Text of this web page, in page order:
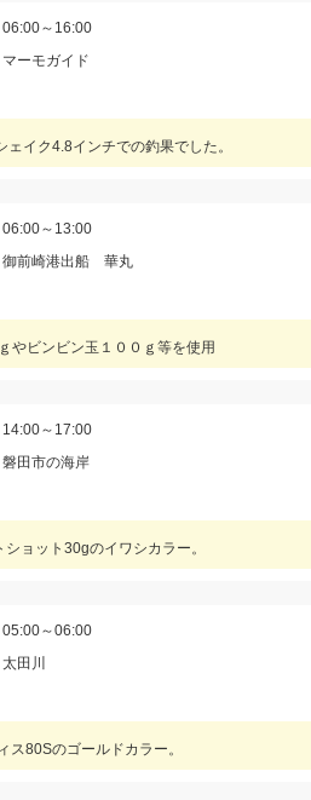
06:00～16:00
マーモガイド
イク4.8インチでの釣果でした。
06:00～13:00
御前崎港出船 華丸
やビンビン玉１００ｇ等を使用
14:00～17:00
磐田市の海岸
ョット30gのイワシカラー。
05:00～06:00
太田川
80Sのゴールドカラー。